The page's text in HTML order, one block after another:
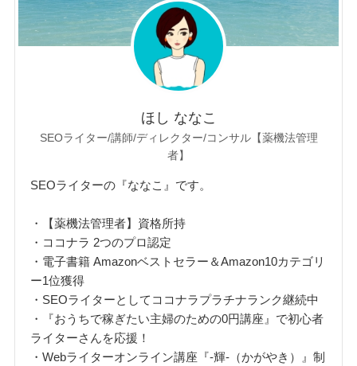
ほし ななこ
SEOライター/講師/ディレクター/コンサル【薬機法管理
者】
SEOライターの『ななこ』です。
・【薬機法管理者】資格所持
・ココナラ 2つのプロ認定
・電子書籍 Amazonベストセラー＆Amazon10カテゴリ
ー1位獲得
・SEOライターとしてココナラプラチナランク継続中
・『おうちで稼ぎたい主婦のための0円講座』で初心者
ライターさんを応援！
・Webライターオンライン講座『‐輝‐（かがやき）』制